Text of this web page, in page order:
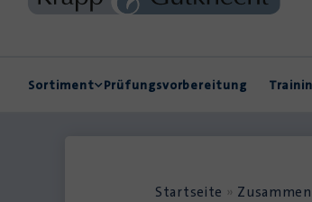
Sortiment Prüfungsvorbereitung
Startseite »